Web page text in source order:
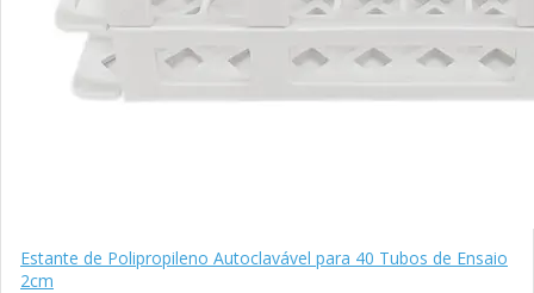
Estante de Polipropileno Autoclavável para 40 Tubos de Ensaio
2cm